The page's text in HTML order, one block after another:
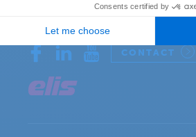
Suite 300E, Greenwood Village
CONTACT